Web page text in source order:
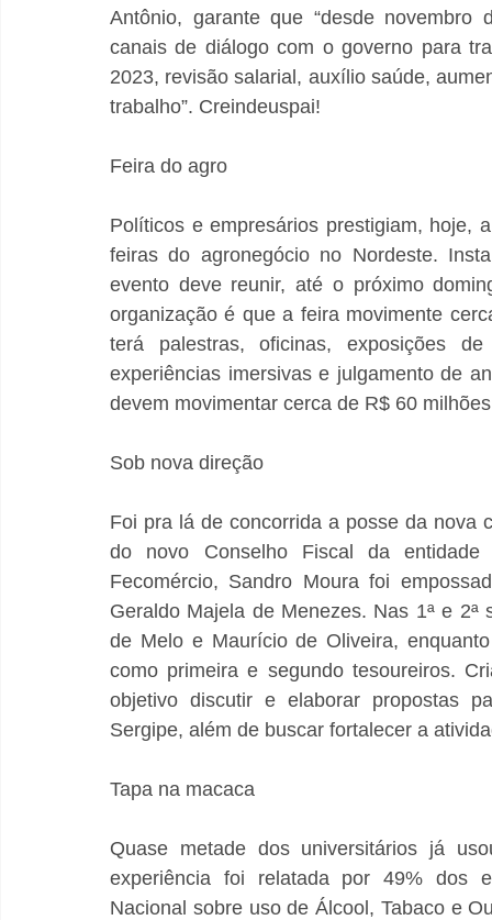
Antônio, garante que “desde
canais de diálogo com o governo para
2023, revisão salarial, auxílio saúde,
trabalho”. Creindeuspai!
Feira do agro
Políticos e empresários prestigiam, hoje,
feiras do agronegócio no Nordeste.
evento deve reunir, até o próximo
organização é que a feira movimente
terá palestras, oficinas, exposições
experiências imersivas e julgamento de
devem movimentar cerca de R$ 60
Sob nova direção
Foi pra lá de concorrida a posse da nova
do novo Conselho Fiscal da
Fecomércio, Sandro Moura foi
Geraldo Majela de Menezes. Nas 1ª e
de Melo e Maurício de Oliveira,
como primeira e segundo tesoureiros.
objetivo discutir e elaborar propostas
Sergipe, além de buscar fortalecer a
Tapa na macaca
Quase metade dos universitários já
experiência foi relatada por 49% dos
Nacional sobre uso de Álcool, Tabaco e